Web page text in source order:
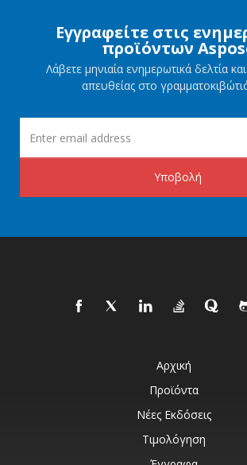
Εγγραφείτε στις
προϊόντων
Λάβετε μηνιαία ενημερωτικά δελτία
απευθείας στο
Υποβολή
Αρχική
Προϊόντα
Νέες Εκδόσεις
Τιμολόγηση